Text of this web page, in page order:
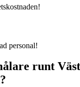
personal!
runt